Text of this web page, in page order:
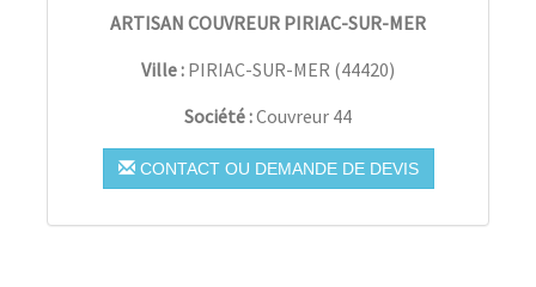
ARTISAN COUVREUR PIRIAC-SUR-MER
Ville : PIRIAC-SUR-MER (44420)
Société :Couvreur 44
CONTACT OU DEMANDE DE DEVIS